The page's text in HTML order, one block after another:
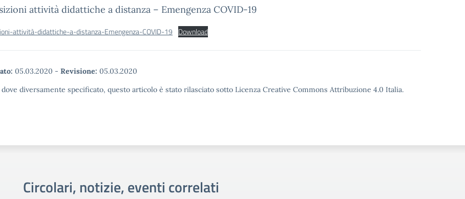
attività didattiche a distanza – Emengenza COVID-19
attività-didattiche-a-distanza-Emengenza-COVID-19 Download
05.03.2020 - Revisione: 05.03.2020
diversamente specificato, questo articolo è stato rilasciato sotto Licenza Creative Commons Attribuzione 4.0 Italia.
Circolari, notizie, eventi correlati